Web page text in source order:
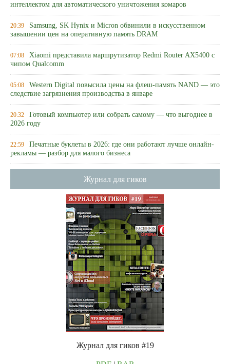
интеллектом для автоматического уничтожения комаров
20:39 Samsung, SK Hynix и Micron обвинили в искусственном
завышении цен на оперативную память DRAM
07:08 Xiaomi представила маршрутизатор Redmi Router AX5400 с
чипом Qualcomm
05:08 Western Digital повысила цены на флеш-память NAND — это
следствие загрязнения производства в январе
20:32 Готовый компьютер или собрать самому — что выгоднее в
2026 году
22:59 Печатные буклеты в 2026: где они работают лучше онлайн-
рекламы — разбор для малого бизнеса
Журнал для гиков
Журнал для гиков #19